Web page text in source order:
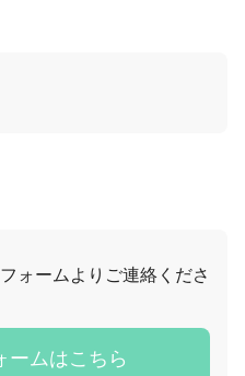
ォームよりご連絡くださ
ームはこちら